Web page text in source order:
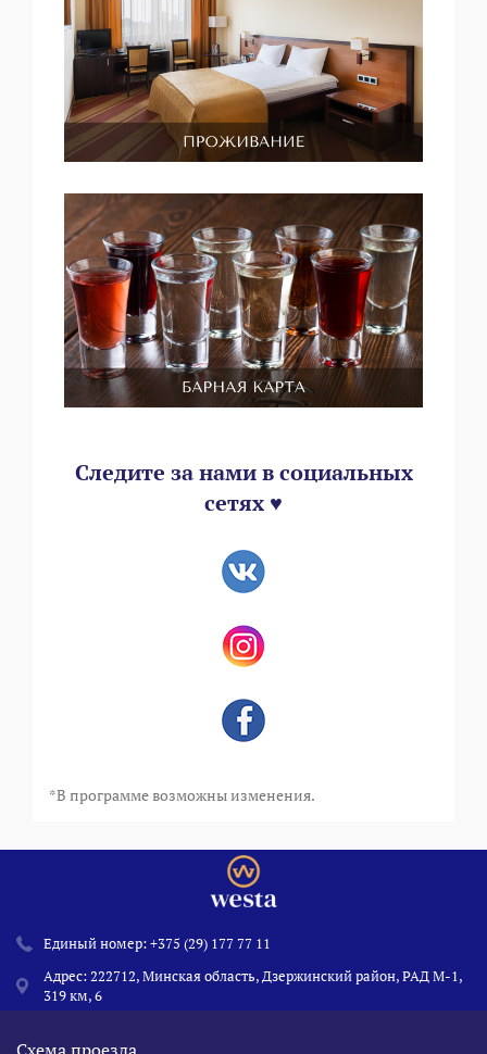
Следите за нами в социальных
сетях ♥
*В программе возможны изменения.
Единый номер:+375 (29) 177 77 11
Адрес: 222712, Минская область, Дзержинский район, РАД М-1,
319 км, 6